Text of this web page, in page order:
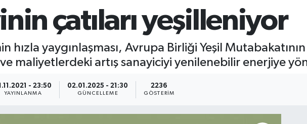
çatıları yeşilleniyor
hızla yaygınlaşması, Avrupa Birliği Yeşil
maliyetlerdeki artış sanayiciyi yenilenebilir enerjiye
- 23:50
YAYINLANMA
02.01.2025 - 21:30
GÜNCELLEME
2236
GÖSTERIM